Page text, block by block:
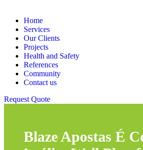
Home
Services
Our Clients
Projects
Health and Safety
References
Community
Contact us
Request Quote
Blaze Apostas É